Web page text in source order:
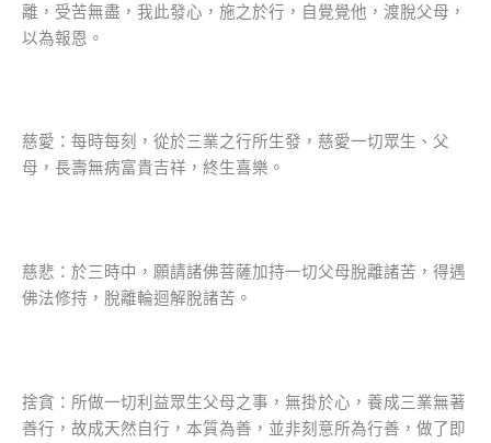
離，受苦無盡，我此發心，施之於行，自覺覺他，渡脫父母，
以為報恩。
慈愛：每時每刻，從於三業之行所生發，慈愛一切眾生、父
母，長壽無病富貴吉祥，終生喜樂。
慈悲：於三時中，願請諸佛菩薩加持一切父母脫離諸苦，得遇
佛法修持，脫離輪迴解脫諸苦。
捨貪：所做一切利益眾生父母之事，無掛於心，養成三業無著
善行，故成天然自行，本質為善，並非刻意所為行善，做了即